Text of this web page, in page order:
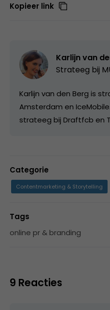
Kopieer link
Karlijn van
Strateeg bij
Karlijn van den Berg is
Amsterdam en
strateeg bij Draftfcb en
Categorie
Contentmarketing & Storytelling
Tags
online pr & branding
9 Reacties